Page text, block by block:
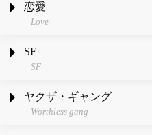
恋愛
Love
SF
SF
ヤクザ・ギャング
Worthless gang